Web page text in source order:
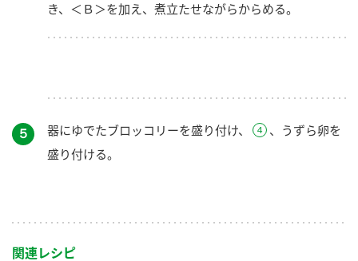
き、＜Ｂ＞を加え、煮立たせながらからめる。
５ 器にゆでたブロッコリーを盛り付け、
、うずら卵を
盛り付ける。
関連レシピ